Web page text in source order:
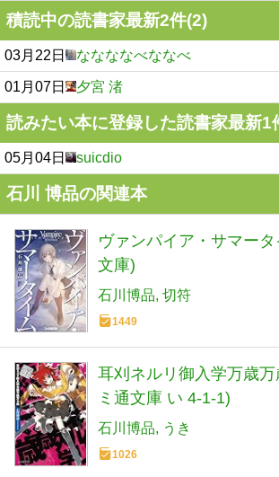
積読中の読書家最新2件(2)
03月22日 ななななべななべ
01月07日 夕宮 渚
読みたい本に登録した読書家最新1
05月04日 suicdio
石川 博品の関連本
ヴァンパイア・サマー
文庫)
石川博品 切符
1449
耳刈ネルリ御入学万歳
ミ通文庫 い 4-1-1)
石川博品 うき
1026